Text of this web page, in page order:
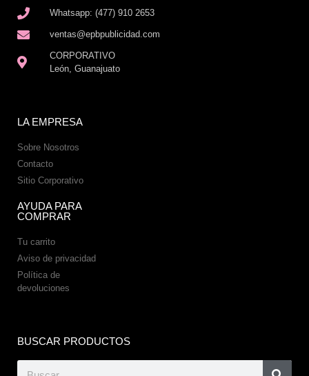
Whatsapp: (477) 910 2653
ventas@epbpublicidad.com
CORPORATIVO
León, Guanajuato
LA EMPRESA
Sobre Nosotros
Contacto
Sitio Corporativo
AYUDA PARA
COMPRAR
Tu carrito
Aviso de privacidad
Política de
devoluciones
BUSCAR PRODUCTOS